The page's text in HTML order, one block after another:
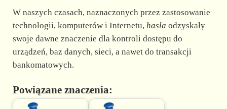
W naszych czasach, naznaczonych przez zastosowanie
technologii, komputerów i Internetu, hasła odzyskały
swoje dawne znaczenie dla kontroli dostępu do
urządzeń, baz danych, sieci, a nawet do transakcji
bankomatowych.
Powiązane znaczenia: